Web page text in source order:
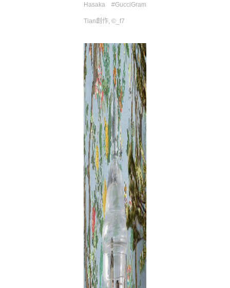
Hasaka #GucciGram
Tian創作, ©_f7